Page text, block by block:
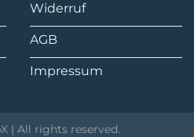
Widerruf
AGB
Impressum
| All rights reserved.